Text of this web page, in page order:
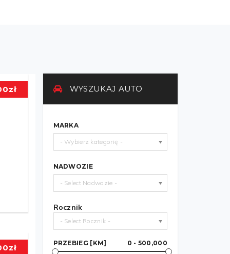
zł
zł
WYSZUKAJ AUTO
MARKA
- Wybierz kategorię -
NADWOZIE
- Select Nadwozie -
Rocznik
- Select Rocznik -
PRZEBIEG [KM] 0 - 500,000